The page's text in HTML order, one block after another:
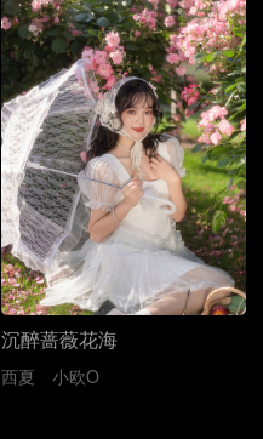
沉醉蔷薇花海
西夏 小欧O